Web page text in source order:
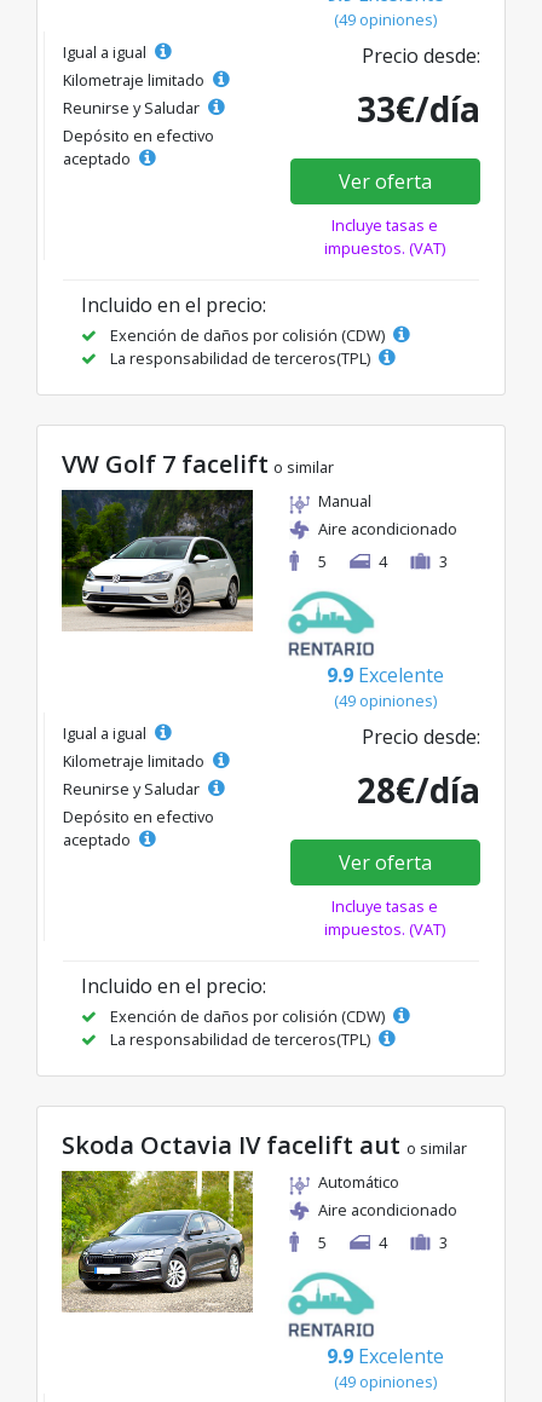
(49 opiniones)
Igual a igual
Kilometraje limitado
Reunirse y Saludar
Depósito en efectivo
aceptado
Precio desde:
33€/día
Ver oferta
Incluye tasas e
impuestos. (VAT)
Incluido en el precio:
Exención de daños por colisión (CDW)
La responsabilidad de terceros(TPL)
VW Golf 7 facelift o similar
Manual
Aire acondicionado
5
4 3
9.9 Excelente
(49 opiniones)
Igual a igual
Kilometraje limitado
Reunirse y Saludar
Depósito en efectivo
aceptado
Precio desde:
28€/día
Ver oferta
Incluye tasas e
impuestos. (VAT)
Incluido en el precio:
Exención de daños por colisión (CDW)
La responsabilidad de terceros(TPL)
Skoda Octavia IV facelift aut o similar
Automático
Aire acondicionado
5
4 3
9.9 Excelente
(49 opiniones)